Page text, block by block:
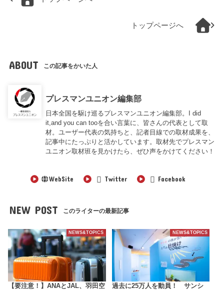
トップページへ
ABOUT この記事をかいた人
プレスマンユニオン編集部
日本全国を駆け巡るプレスマンユニオン編集部。I did
it,and you can tooを合い言葉に、皆さんの代表として取
材。ユーザー代表の気持ちと、記者目線での取材成果を、
記事中にたっぷりと活かしています。取材先でプレスマン
ユニオン取材班を見かけたら、ぜひ声をかけてください！
WebSite Twitter Facebook
NEW POST このライターの最新記事
NEWS&TOPICS
【要注意！】ANAとJAL、羽田空
NEWS&TOPICS
過去に25万人を動員！ サンシ